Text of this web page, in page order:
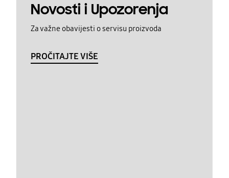
Novosti i Upozorenja
Za važne obavijesti o servisu proizvoda
PROČITAJTE VIŠE